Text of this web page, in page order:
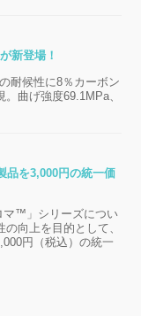
新登場！
耐候性に8％カーボン
曲げ強度69.1MPa、
を3,000円の統一価
マ™」シリーズについ
向上を目的として、
円（税込）の統一